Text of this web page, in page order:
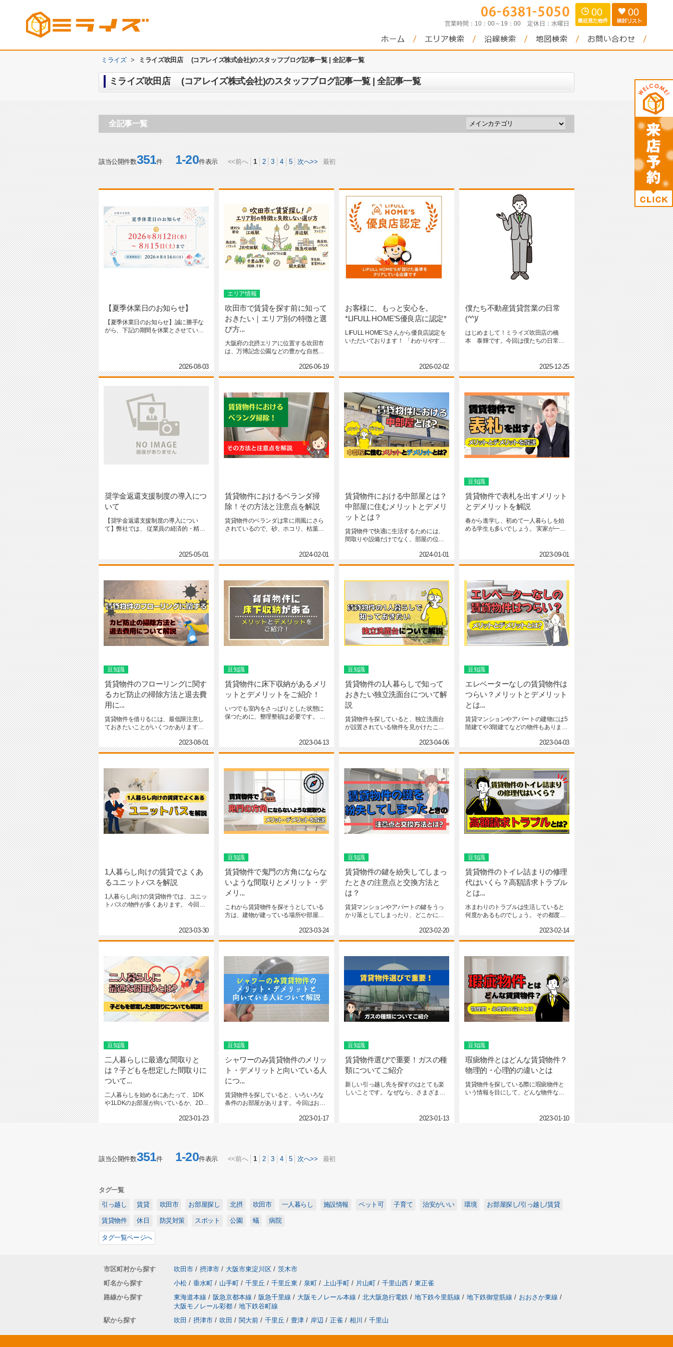
営業時間： 10：00～19：00 定休日： 水曜日
00 00
ミライズ > ミライズ吹田店 (コアレイズ株式会社)のスタッフブログ記事一覧 | 全記事一覧
ミライズ吹田店 (コアレイズ株式会社)のスタッフブログ記事一覧 | 全記事一覧
全記事一覧
該当公開件数351件1-20件表示 <<前へ 1 2 3 4 5 次へ>> 最初
【夏季休業日のお知らせ】
【夏季休業日のお知らせ】誠に勝手な
がら、下記の期間を休業とさせていた
2026-08-03
エリア情報
吹田市で賃貸を探す前に知って
おきたい｜エリア別の特徴と選
び方...
大阪府の北摂エリアに位置する吹田市
は、万博記念公園などの豊かな自然
2026-06-19
お客様に、もっと安心を。
*LIFULL HOME'S優良店に認定*
LIFULL HOME’Sさんから優良店認定を
いただいております！ 「わかりやす
2026-02-02
僕たち不動産賃貸営業の日常
(^^)/
はじめまして！ミライズ吹田店の橋
本 泰輝です。今回は僕たちの日常に
2025-12-25
奨学金返還支援制度の導入につ
いて
【奨学金返還支援制度の導入につい
て】弊社では、 従業員の経済的・精神
2025-05-01
賃貸物件におけるベランダ掃
除！その方法と注意点を解説
賃貸物件のベランダは常に雨風にさら
されているので、砂、ホコリ、枯葉な
2024-02-01
賃貸物件における中部屋とは？
中部屋に住むメリットとデメリ
ットとは？
賃貸物件で快適に生活するためには、
間取りや設備だけでなく、部屋の位置
2024-01-01
豆知識
賃貸物件で表札を出すメリット
とデメリットを解説
春から進学し、初めて一人暮らしを始
める学生も多いでしょう。 実家が一戸
2023-09-01
豆知識
賃貸物件のフローリングに関す
るカビ防止の掃除方法と退去費
用に...
賃貸物件を借りるには、最低限注意し
ておきたいことがいくつかあります。
2023-08-01
豆知識
賃貸物件に床下収納があるメリ
ットとデメリットをご紹介！
いつでも室内をさっぱりとした状態に
保つために、整理整頓は必要です。 賃
2023-04-13
豆知識
賃貸物件の1人暮らしで知って
おきたい独立洗面台について解
説
賃貸物件を探していると、独立洗面台
が設置されている物件を見かけたこと
2023-04-06
豆知識
エレベーターなしの賃貸物件は
つらい？メリットとデメリット
とは...
賃貸マンションやアパートの建物には5
階建てや3階建てなどの物件もありま
2023-04-03
1人暮らし向けの賃貸でよくあ
るユニットバスを解説
1人暮らし向けの賃貸物件では、ユニッ
トバスの物件が多くあります。 今回
2023-03-30
豆知識
賃貸物件で鬼門の方角にならな
いような間取りとメリット・デ
メリ...
これから賃貸物件を探そうとしている
方は、建物が建っている場所や部屋の
2023-03-24
豆知識
賃貸物件の鍵を紛失してしまっ
たときの注意点と交換方法と
は？
賃貸マンションやアパートの鍵をうっ
かり落としてしまったり、どこかに置
2023-02-20
豆知識
賃貸物件のトイレ詰まりの修理
代はいくら？高額請求トラブル
とは...
水まわりのトラブルは生活していると
何度かあるものでしょう。 その都度業
2023-02-14
豆知識
二人暮らしに最適な間取りと
は？子どもを想定した間取りに
ついて...
二人暮らしを始めるにあたって、1DK
や1LDKのお部屋が向いているか、2DK
2023-01-23
豆知識
シャワーのみ賃貸物件のメリッ
ト・デメリットと向いている人
につ...
賃貸物件を探していると、いろいろな
条件のお部屋があります。 今回はお風
2023-01-17
豆知識
賃貸物件選びで重要！ガスの種
類についてご紹介
新しい引っ越し先を探すのはとても楽
しいことです。 なぜなら、さまざまな
2023-01-13
豆知識
瑕疵物件とはどんな賃貸物件？
物理的・心理的の違いとは
賃貸物件を探している際に瑕疵物件と
いう情報を目にして、どんな物件なん
2023-01-10
該当公開件数351件1-20件表示 <<前へ 1 2 3 4 5 次へ>> 最初
タグ一覧
引っ越し
賃貸 吹田市 お部屋探し 北摂 吹田市 一人暮らし 施設情報 ペット可 子育て 治安がいい 環境 お部屋探し/引っ越し/賃貸
賃貸物件 休日 防災対策 スポット 公園 蟻 病院
タグ一覧ページへ
市区町村から探す 吹田市 / 摂津市 / 大阪市東淀川区 / 茨木市
町名から探す
小松 / 垂水町 / 山手町 / 千里丘 / 千里丘東 / 泉町 / 上山手町 / 片山町 / 千里山西 / 東正雀
路線から探す
東海道本線 / 阪急京都本線 / 阪急千里線 / 大阪モノレール本線 / 北大阪急行電鉄 / 地下鉄今里筋線 / 地下鉄御堂筋線 / おおさか東線 /
大阪モノレール彩都 / 地下鉄谷町線
駅から探す
吹田 / 摂津市 / 吹田 / 関大前 / 千里丘 / 豊津 / 岸辺 / 正雀 / 相川 / 千里山